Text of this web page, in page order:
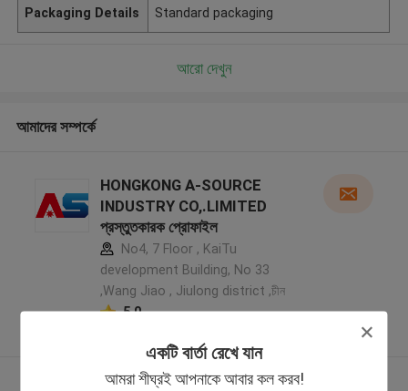
একটি বার্তা রেখে যান
আমরা শীঘ্রই আপনাকে আবার কল করব!
Packaging Details Standard packaging
আরো দেখুন
আমাদের সম্পর্কে
HONGKONG A-SOURCE
INDUSTRY CO,.LIMITED
প্রস্তুতকারক প্রোফাইল
No4, 7 Floor , KaiTu
development Building, No 33
,Wang Jiao , Jiulong district ,চীন
5.0
আরো দেখুন